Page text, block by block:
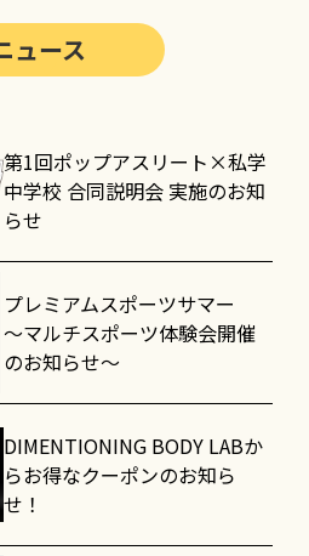
ュース
第1回ポップアスリート×私学
中学校 合同説明会 実施のお知
らせ
プレミアムスポーツサマー
～マルチスポーツ体験会開催
のお知らせ～
DIMENTIONING BODY LABか
らお得なクーポンのお知ら
せ！